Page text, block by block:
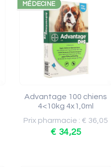
MÉDECINE
Advantage 100 chiens
4<10kg 4x1,0ml
Prix pharmacie : € 36,05
€ 34,25